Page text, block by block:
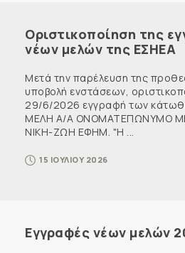
Οριστικοποίηση της
νέων μελών της ΕΣΗΕΑ
Μετά την παρέλευση της
υποβολή ενστάσεων,
29/6/2026 εγγραφή των
ΜΕΛΗ Α/Α ΟΝΟΜΑΤΕΠΩΝΥΜΟ
ΝΙΚΗ-ΖΩΗ ΕΦΗΜ. "Η ...
15 ΙΟΥΛΙΟΥ 2026
Εγγραφές νέων μελών